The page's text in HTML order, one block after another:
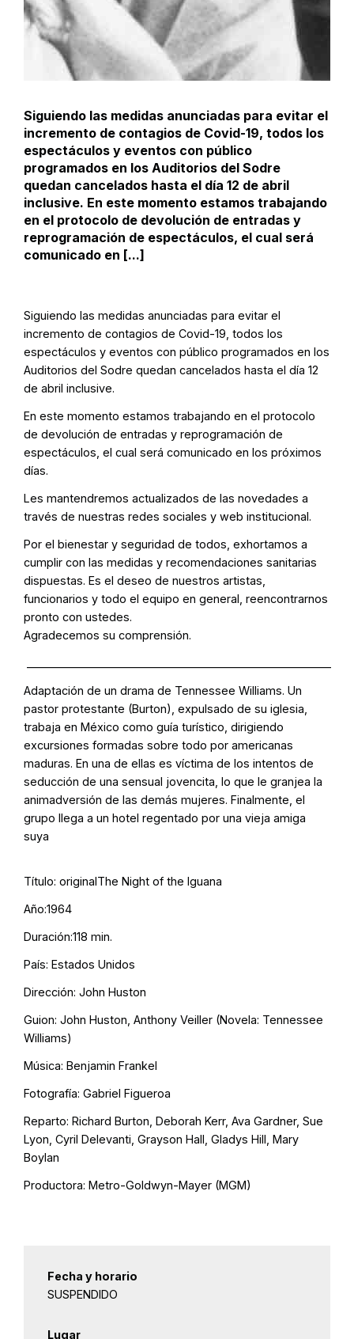
Siguiendo las medidas anunciadas para evitar el
incremento de contagios de Covid-19, todos los
espectáculos y eventos con público
programados en los Auditorios del Sodre
quedan cancelados hasta el día 12 de abril
inclusive. En este momento estamos trabajando
en el protocolo de devolución de entradas y
reprogramación de espectáculos, el cual será
comunicado en [...]
Siguiendo las medidas anunciadas para evitar el
incremento de contagios de Covid-19, todos los
espectáculos y eventos con público programados en los
Auditorios del Sodre quedan cancelados hasta el día 12
de abril inclusive.
En este momento estamos trabajando en el protocolo
de devolución de entradas y reprogramación de
espectáculos, el cual será comunicado en los próximos
días.
Les mantendremos actualizados de las novedades a
través de nuestras redes sociales y web institucional.
Por el bienestar y seguridad de todos, exhortamos a
cumplir con las medidas y recomendaciones sanitarias
dispuestas. Es el deseo de nuestros artistas,
funcionarios y todo el equipo en general, reencontrarnos
pronto con ustedes.
Agradecemos su comprensión.
Adaptación de un drama de Tennessee Williams. Un
pastor protestante (Burton), expulsado de su iglesia,
trabaja en México como guía turístico, dirigiendo
excursiones formadas sobre todo por americanas
maduras. En una de ellas es víctima de los intentos de
seducción de una sensual jovencita, lo que le granjea la
animadversión de las demás mujeres. Finalmente, el
grupo llega a un hotel regentado por una vieja amiga
suya
Título: originalThe Night of the Iguana
Año:1964
Duración:118 min.
País: Estados Unidos
Dirección: John Huston
Guion: John Huston, Anthony Veiller (Novela: Tennessee
Williams)
Música: Benjamin Frankel
Fotografía: Gabriel Figueroa
Reparto: Richard Burton, Deborah Kerr, Ava Gardner, Sue
Lyon, Cyril Delevanti, Grayson Hall, Gladys Hill, Mary
Boylan
Productora: Metro-Goldwyn-Mayer (MGM)
Fecha y horario
SUSPENDIDO
Lugar